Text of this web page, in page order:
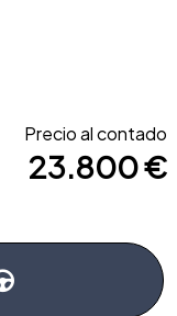
Precio al contado
23.800 €